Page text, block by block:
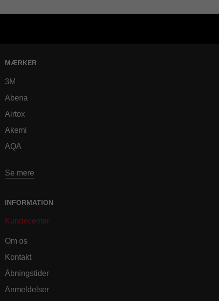
MÆRKER
3M
Abena
Airtox
Akemi
AQA
Se mere
INFORMATION
Kundecenter
Om os
Kontakt
Åbningstider
Anmeldelser